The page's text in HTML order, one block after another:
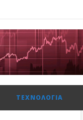
ΤΕΧΝΟΛΟΓΊΑ